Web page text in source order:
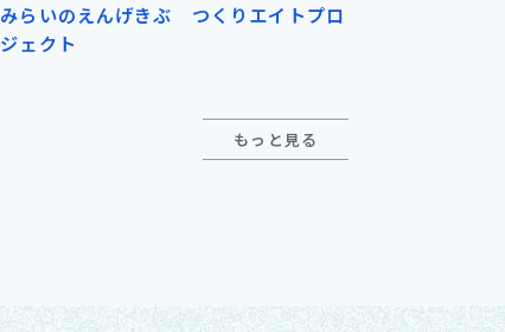
みらいのえんげきぶ つくりエイトプロ
ジェクト
もっと見る